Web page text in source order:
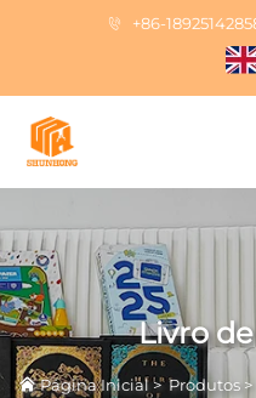
+86-
Livro
Página Inicial>Produtos >